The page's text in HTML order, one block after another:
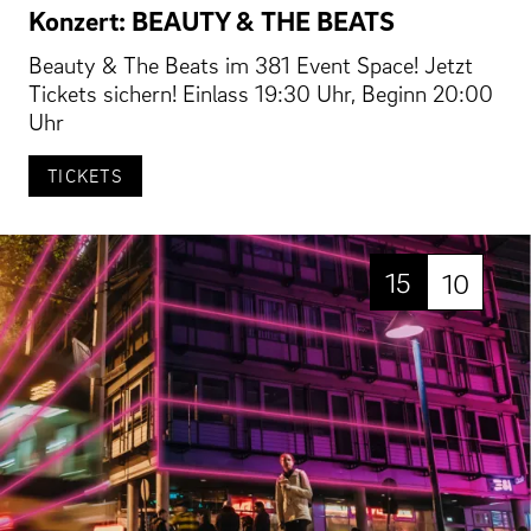
Konzert: BEAUTY & THE BEATS
Beauty & The Beats im 381 Event Space! Jetzt
Tickets sichern! Einlass 19:30 Uhr, Beginn 20:00
Uhr
TICKETS
15 10